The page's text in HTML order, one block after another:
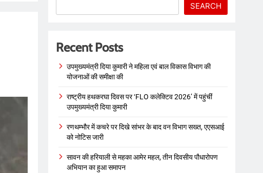
SEARCH
Recent Posts
उपमुख्यमंत्री दिया कुमारी ने महिला एवं बाल विकास विभाग की
योजनाओं की समीक्षा की
राष्ट्रीय हथकरघा दिवस पर ‘FLO कलेक्टिव 2026’ में पहुंचीं
उपमुख्यमंत्री दिया कुमारी
रणथम्भौर में कचरे पर दिखे सांभर के बाद वन विभाग सख्त, एएसआई
को नोटिस जारी
सावन की हरियाली से महका आमेर महल, तीन दिवसीय पौधारोपण
अभियान का हुआ समापन